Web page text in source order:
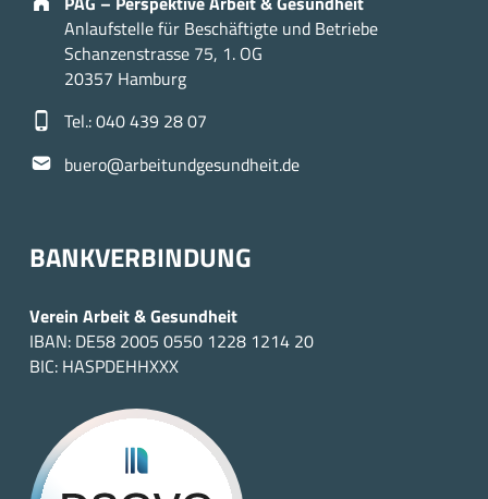
Anlaufstelle für Beschäftigte und Betriebe
Schanzenstrasse 75, 1. OG
20357 Hamburg
Phone number:
Tel.: 040 439 28 07
Email address:
buero@arbeitundgesundheit.de
BANKVERBINDUNG
Verein Arbeit & Gesundheit
IBAN: DE58 2005 0550 1228 1214 20
BIC: HASPDEHHXXX